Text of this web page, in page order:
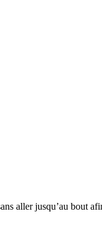
aller jusqu’au bout